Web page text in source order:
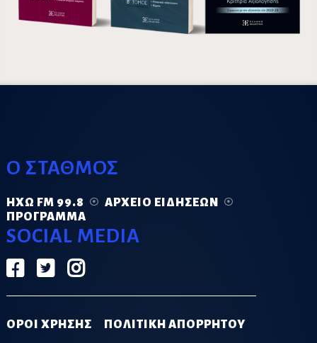
Ο ΣΤΑΘΜΟΣ
ΗΧΏ FM 99.8
ΑΡΧΕΊΟ ΕΙΔΉΣΕΩΝ
ΠΡΌΓΡΑΜΜΑ
SOCIAL MEDIA
ΟΡΟΙ ΧΡΗΣΗΣ ΠΟΛΙΤΙΚΗ ΑΠΟΡΡΗΤΟΥ